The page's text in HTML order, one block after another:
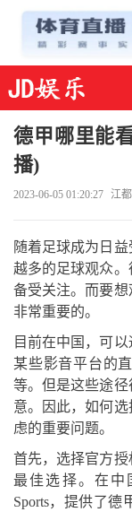
德甲哪里能
播)
2023-06-05 01:20:27 江
随着足球成为日
越多的足球观众
备受关注。而要
非常重要的。
目前在中国，可
某些影音平台的
等。但是这些途
意。因此，如何
虑的重要问题。
首先，选择官方
最佳选择。在中
Sports，提供了